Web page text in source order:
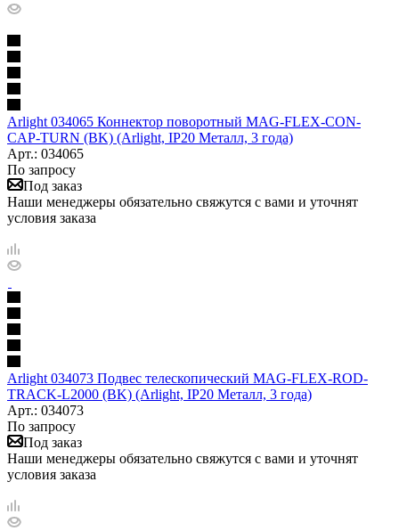
Arlight 034065 Коннектор поворотный MAG-FLEX-CON-
CAP-TURN (BK) (Arlight, IP20 Металл, 3 года)
Арт.: 034065
По запросу
Под заказ
Наши менеджеры обязательно свяжутся с вами и уточнят
условия заказа
Arlight 034073 Подвес телескопический MAG-FLEX-ROD-
TRACK-L2000 (BK) (Arlight, IP20 Металл, 3 года)
Арт.: 034073
По запросу
Под заказ
Наши менеджеры обязательно свяжутся с вами и уточнят
условия заказа